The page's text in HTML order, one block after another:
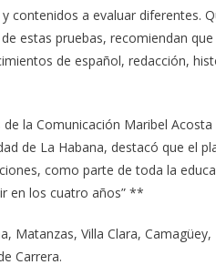
contenidos a evaluar diferentes.
estas pruebas, recomiendan
de español, redacción,
la Comunicación Maribel
de La Habana, destacó que el
como parte de toda la
en los cuatro años” **
Matanzas, Villa Clara,
Carrera.